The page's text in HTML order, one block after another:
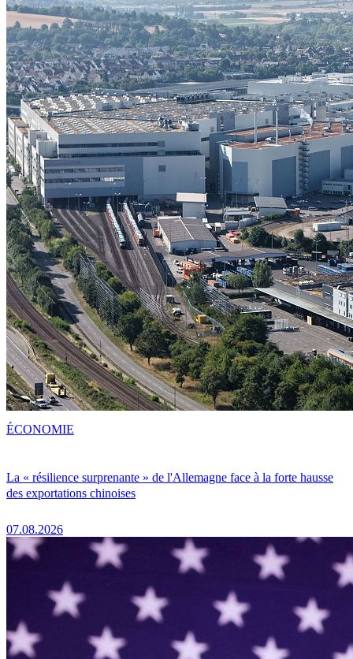
La « résilience surprenante » de l'Allemagne face à la forte hausse
des exportations chinoises
07.08.2026
ÉCONOMIE